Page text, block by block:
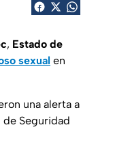
, Estado de
sexual en
una alerta a
Seguridad